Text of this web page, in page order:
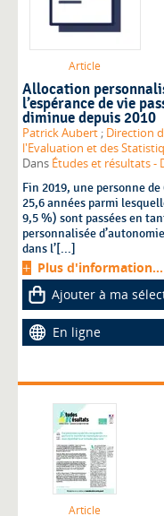
Article
Allocation
l’espérance de vie
diminue depuis 2010
Patrick Aubert ; Direction
l'Evaluation et des
Dans Études et résultats -
Fin 2019, une personne
25,6 années parmi
9,5 %) sont passées en
personnalisée
dans l’[...]
Plus d'information...
Ajouter à ma
En ligne
Article